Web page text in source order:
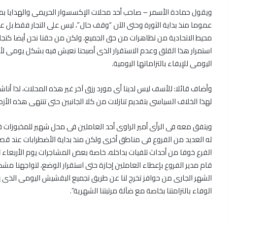
ويقول حمادة الأسمر – صاحب أحد محلات الإكسسوار الحريمى والهدايا
عموما منذ بداية الثورة وحتى الآن “وقف حال”، ليس على التجار فقط
محيط الاتحادية من تظاهرات من حق الجميع، ولكن من حقنا نحن أيضا كتجار
استمرار هذا القلق وعدم الاستقرار الذى أصبحنا نعيش فيه بشكل
اليومى للإيفاء بالتزاماتها اليومية.
وأضاف قائلا: للأسف ليس لدينا أى مورد رزق آخر غير هذه المحلات،
لهذا الخلاف السياسى بتقديم تنازلات من كلا الجانبين حتى تنتهى هذه
ويتفق معه فى الرأى أمير الراوى أحد العاملين فى محل شهير
له العديد من الفروع فى مناطق أخرى ولكن منذ بداية الأضطرابات عند
الفرع خوفا من أحداث تلفيات بداخله، خاصة بعض المشاجرات يوم
قام مدير الفروع بإعطاء العاملين إجازة حتى استقرار الوضع،
الشهر الجارى من حوافز تخرج لنا عن طريق تجميع البقشيش اليومى الذى
الوفاء بالتزامتنا بخاصة مع ضآلة مرتبتنا الشهرية”.